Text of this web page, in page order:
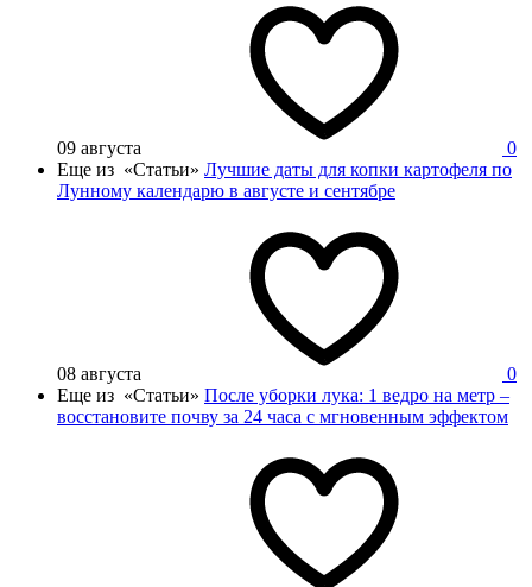
09 августа
0
Еще из «Статьи» Лучшие даты для копки картофеля по
Лунному календарю в августе и сентябре
08 августа
0
Еще из «Статьи» После уборки лука: 1 ведро на метр –
восстановите почву за 24 часа с мгновенным эффектом